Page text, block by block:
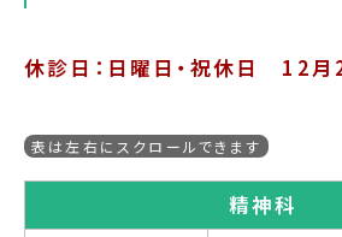
休診日：日曜日・祝休日 12
精神科